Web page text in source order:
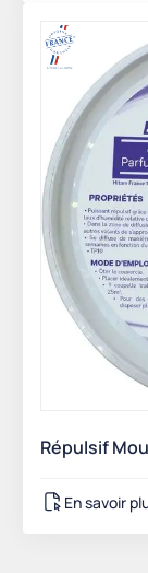
Répulsif
En savoir